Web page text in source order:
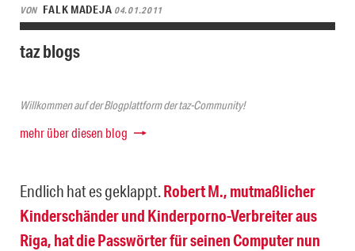
VON FALK MADEJA 04.01.2011
taz blogs
Willkommen auf der Blogplattform der taz-Community!
mehr über diesen blog
Endlich hat es geklappt.Robert M., mutmaßlicher
Kinderschänder und Kinderporno-Verbreiter aus
Riga, hat die Passwörter für seinen Computer nun